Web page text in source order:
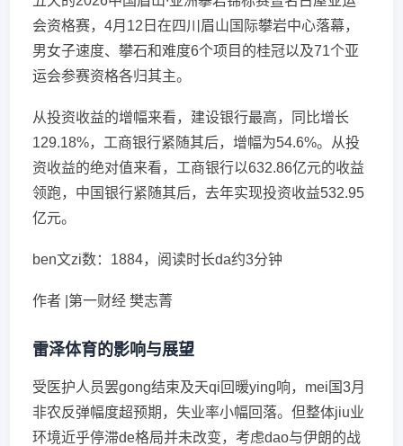
会资格赛，4月12日在四川眉山国际攀岩中心落幕，
男女子速度、攀石和难度6个项目的桂冠以及71个亚
运会参赛资格各归其主。
从投资收益的增幅来看，建设银行最高，同比增长
129.18%，工商银行紧随其后，增幅为54.6%。从投
资收益的绝对值来看，工商银行以632.86亿元的收益
领跑，中国银行紧随其后，去年实现投资收益532.95
亿元。
ben文zi数：1884，阅读时长da约3分钟
作者 |第一财经 樊志菁
雷泽体育的影响与展望
受医护人员罢gong结束及天qi回暖ying响，mei国3月
非农反弹幅度超预期，失业率小幅回落。但整体jiu业
环境近乎停滞de格局并未改变，考虑dao与伊朗的战